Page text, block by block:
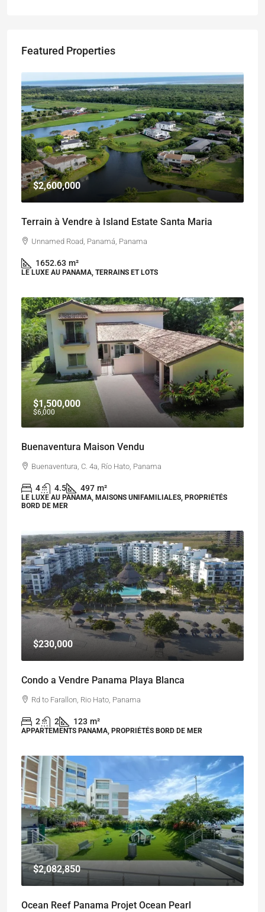
Featured Properties
$2,600,000
Terrain à Vendre à Island Estate Santa Maria
Unnamed Road, Panamá, Panama
1652.63 m²
LE LUXE AU PANAMA, TERRAINS ET LOTS
$1,500,000
$6,000
Buenaventura Maison Vendu
Buenaventura, C. 4a, Río Hato, Panama
4 4.5 497 m²
LE LUXE AU PANAMA, MAISONS UNIFAMILIALES, PROPRIÉTÉS
BORD DE MER
$230,000
Condo a Vendre Panama Playa Blanca
Rd to Farallon, Rio Hato, Panama
2 2 123 m²
APPARTEMENTS PANAMA, PROPRIÉTÉS BORD DE MER
$2,082,850
Ocean Reef Panama Projet Ocean Pearl